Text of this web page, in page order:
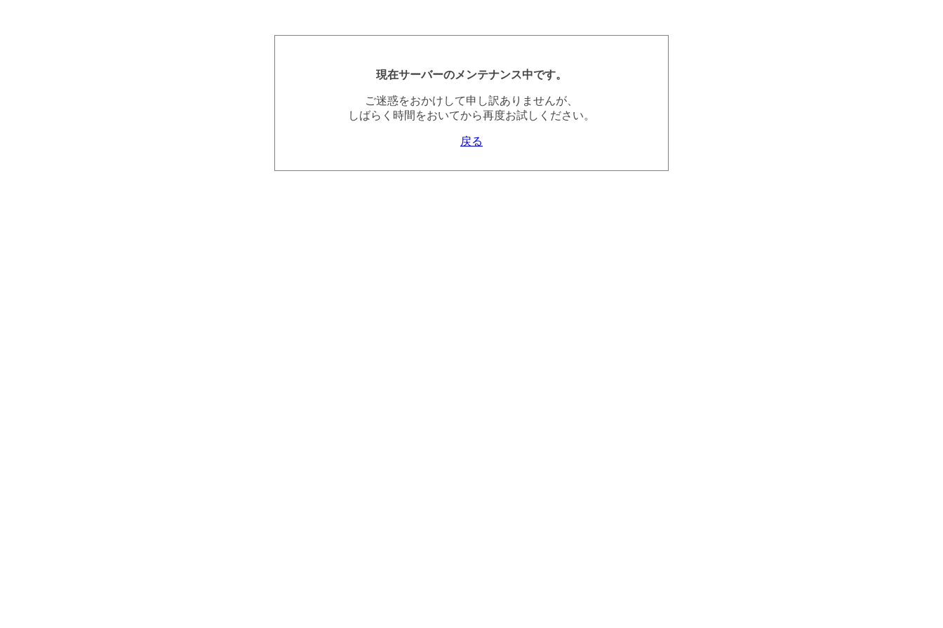
現在サーバーのメンテナンス中です。
ご迷惑をおかけして申し訳ありませんが、
しばらく時間をおいてから再度お試しください。
戻る